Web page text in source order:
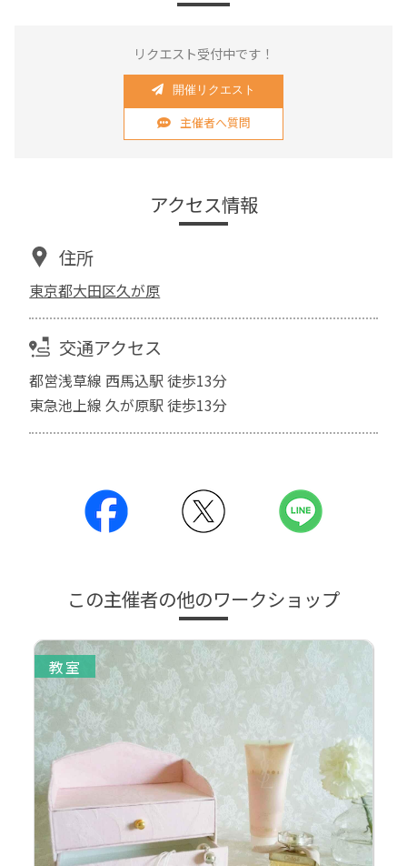
リクエスト受付中です！
開催リクエスト
主催者へ質問
アクセス情報
住所
東京都大田区久が原
交通アクセス
都営浅草線 西馬込駅 徒歩13分
東急池上線 久が原駅 徒歩13分
この主催者の他のワークショップ
教室